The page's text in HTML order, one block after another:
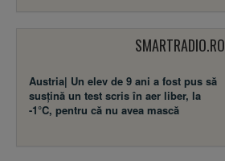
SMARTRADIO.RO
Austria| Un elev de 9 ani a fost pus să
susţină un test scris în aer liber, la
-1°C, pentru că nu avea mască